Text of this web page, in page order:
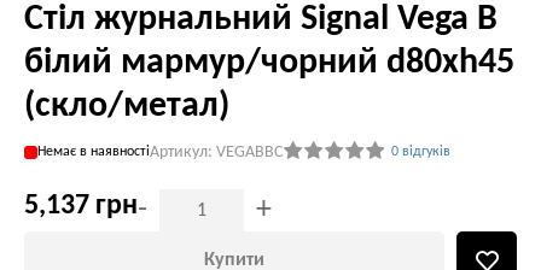
Стіл журнальний Signal Vega B
білий мармур/чорний d80хh45
(скло/метал)
Немає в наявностіАртикул: VEGABBC 0 відгуків
5,137 грн- +
Купити